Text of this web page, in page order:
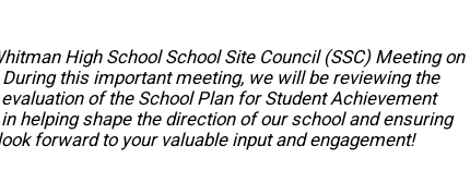
High School School Site Council (SSC) Meeting on
During this important meeting, we will be reviewing the
of the School Plan for Student Achievement
helping shape the direction of our school and ensuring
forward to your valuable input and engagement!